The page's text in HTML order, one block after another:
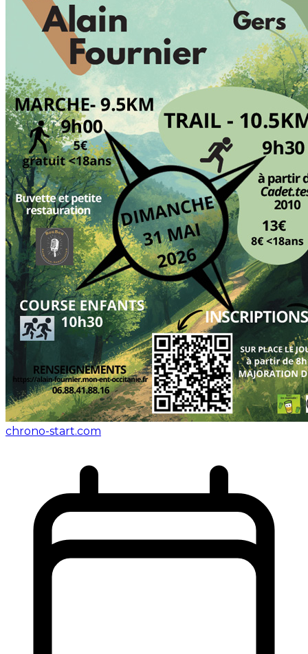
chrono-start.com